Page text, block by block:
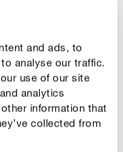
and ads, to
analyse our traffic.
use of our site
analytics
information that
collected from